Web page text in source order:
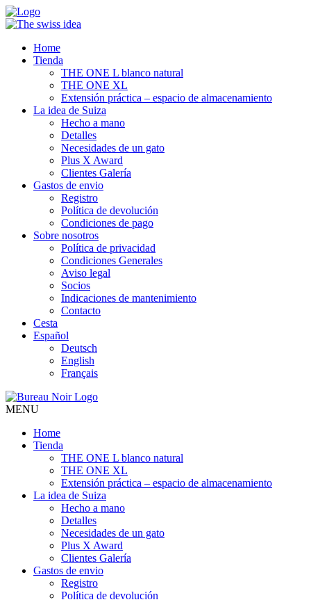
Home
Tienda
THE ONE L blanco natural
THE ONE XL
Extensión práctica – espacio de almacenamiento
La idea de Suiza
Hecho a mano
Detalles
Necesidades de un gato
Plus X Award
Clientes Galería
Gastos de envio
Registro
Política de devolución
Condiciones de pago
Sobre nosotros
Política de privacidad
Condiciones Generales
Aviso legal
Socios
Indicaciones de mantenimiento
Contacto
Cesta
Español
Deutsch
English
Français
MENU
Home
Tienda
THE ONE L blanco natural
THE ONE XL
Extensión práctica – espacio de almacenamiento
La idea de Suiza
Hecho a mano
Detalles
Necesidades de un gato
Plus X Award
Clientes Galería
Gastos de envio
Registro
Política de devolución